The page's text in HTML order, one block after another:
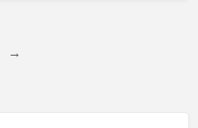
→